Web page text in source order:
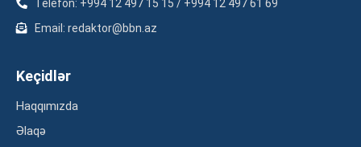
Telefon: +994 12 497 15 15 / +994 12 497 61 69
Email: redaktor@bbn.az
Keçidlər
Haqqımızda
Əlaqə